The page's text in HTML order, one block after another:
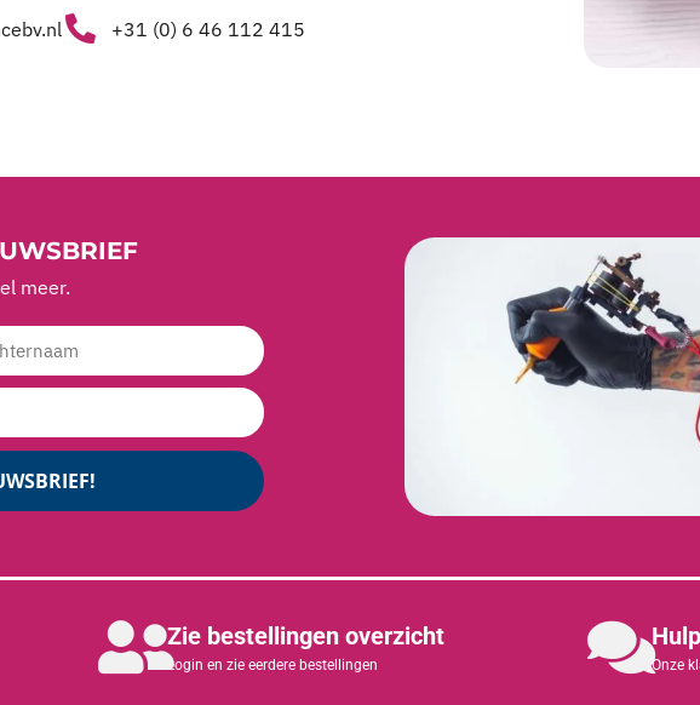
+31 (0) 6 46 112 415
meer.
Zie bestellingen overzicht
Login en zie eerdere bestellingen Onze